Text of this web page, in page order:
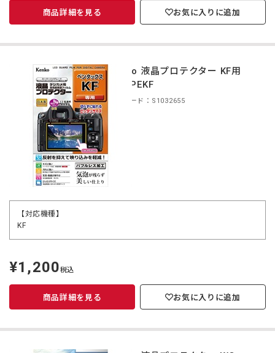
商品詳細を見る お気に入りに追加
Kenko 液晶プロテクター KF用
KLP-PEKF
商品コード：S1032655
【対応機種】
KF
定
価
¥1,200税込
商品詳細を見る お気に入りに追加